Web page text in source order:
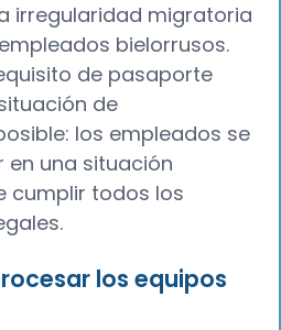
irregularidad migratoria
bielorrusos.
de pasaporte
de
los empleados se
una situación
cumplir todos los
los equipos